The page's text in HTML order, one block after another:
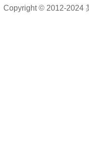
Copyright © 2012-2024